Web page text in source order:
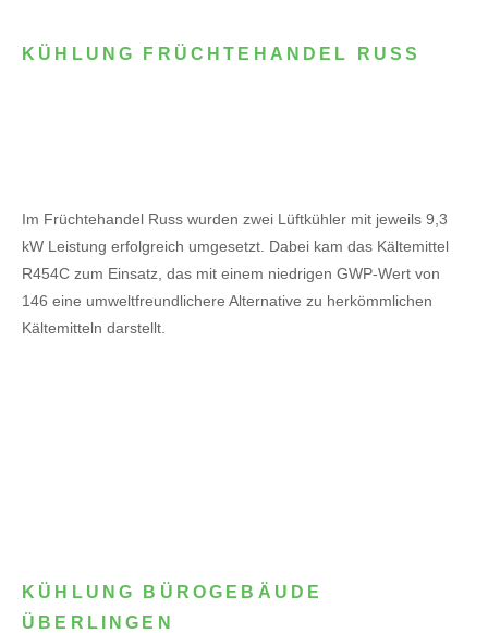
KÜHLUNG FRÜCHTEHANDEL RUSS
Im Früchtehandel Russ wurden zwei Lüftkühler mit jeweils 9,3
kW Leistung erfolgreich umgesetzt. Dabei kam das Kältemittel
R454C zum Einsatz, das mit einem niedrigen GWP-Wert von
146 eine umweltfreundlichere Alternative zu herkömmlichen
Kältemitteln darstellt.
KÜHLUNG BÜROGEBÄUDE
ÜBERLINGEN